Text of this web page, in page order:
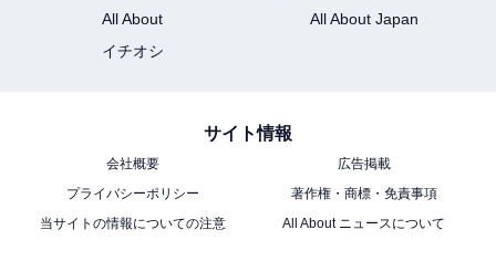
All About
All About Japan
イチオシ
サイト情報
会社概要
広告掲載
プライバシーポリシー
著作権・商標・免責事項
当サイトの情報についての注意
All About ニュースについて